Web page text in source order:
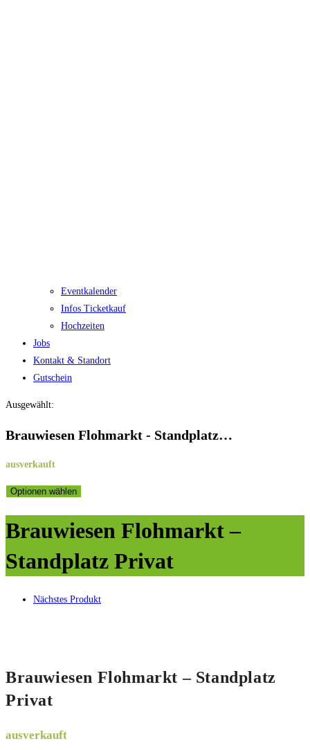
Eventkalender
Infos Ticketkauf
Hochzeiten
Jobs
Kontakt & Standort
Gutschein
Ausgewählt:
Brauwiesen Flohmarkt - Standplatz…
ausverkauft
Optionen wählen
Brauwiesen Flohmarkt –
Standplatz Privat
Nächstes Produkt
Brauwiesen Flohmarkt – Standplatz
Privat
ausverkauft